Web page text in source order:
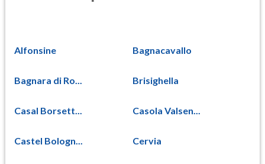
Alfonsine Bagnacavallo
Bagnara di Ro... Brisighella
Casal Borsett... Casola Valsen...
Castel Bologn... Cervia